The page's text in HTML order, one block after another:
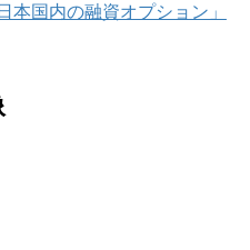
本国内の融資オプション」